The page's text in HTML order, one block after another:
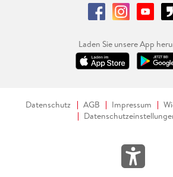
Laden Sie unsere App
Datenschutz AGB Impressum